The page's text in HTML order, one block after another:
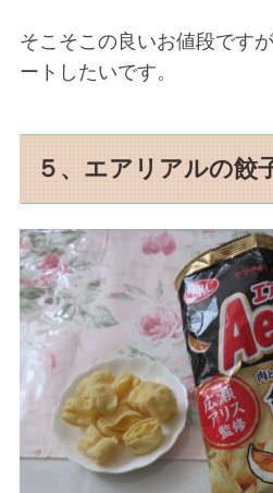
そこそこの良いお値段です
ートしたいです。
５、エアリアルの餃